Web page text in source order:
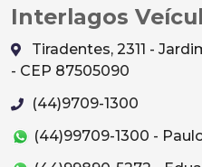
Interlagos
Tiradentes, 2311 -
- CEP 87505090
(44)9709-1300
(44)99709-1300 -